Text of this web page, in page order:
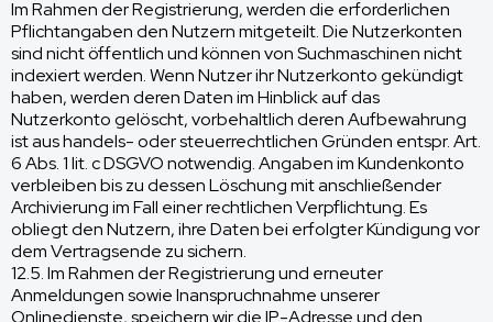
Im Rahmen der Registrierung, werden die erforderlichen
Pflichtangaben den Nutzern mitgeteilt. Die Nutzerkonten
sind nicht öffentlich und können von Suchmaschinen nicht
indexiert werden. Wenn Nutzer ihr Nutzerkonto gekündigt
haben, werden deren Daten im Hinblick auf das
Nutzerkonto gelöscht, vorbehaltlich deren Aufbewahrung
ist aus handels- oder steuerrechtlichen Gründen entspr. Art.
6 Abs. 1 lit. c DSGVO notwendig. Angaben im Kundenkonto
verbleiben bis zu dessen Löschung mit anschließender
Archivierung im Fall einer rechtlichen Verpflichtung. Es
obliegt den Nutzern, ihre Daten bei erfolgter Kündigung vor
dem Vertragsende zu sichern.
12.5. Im Rahmen der Registrierung und erneuter
Anmeldungen sowie Inanspruchnahme unserer
Onlinedienste, speichern wir die IP-Adresse und den